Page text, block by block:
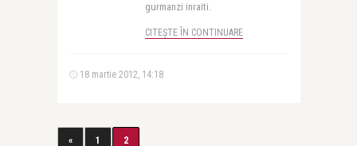
gurmanzi inraiti.
CITEȘTE ÎN CONTINUARE
18 martie 2012, 14:18
« 1 2